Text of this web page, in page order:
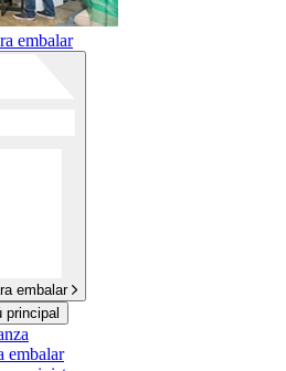
embalar
embalar
principal
embalar